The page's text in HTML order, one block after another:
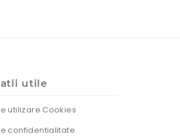
utile
utilizare Cookies
confidentialitate